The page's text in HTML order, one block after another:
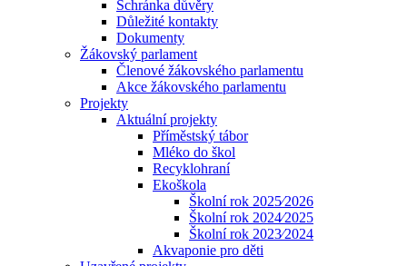
Schránka důvěry
Důležité kontakty
Dokumenty
Žákovský parlament
Členové žákovského parlamentu
Akce žákovského parlamentu
Projekty
Aktuální projekty
Příměstský tábor
Mléko do škol
Recyklohraní
Ekoškola
Školní rok 2025⁄2026
Školní rok 2024⁄2025
Školní rok 2023⁄2024
Akvaponie pro děti